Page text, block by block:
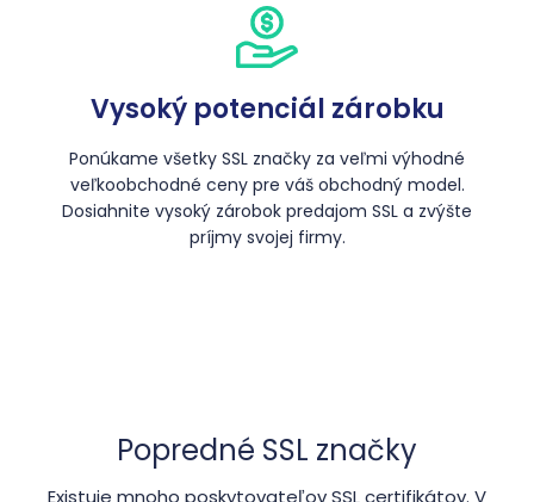
Vysoký potenciál zárobku
Ponúkame všetky SSL značky za veľmi výhodné
veľkoobchodné ceny pre váš obchodný model.
Dosiahnite vysoký zárobok predajom SSL a zvýšte
príjmy svojej firmy.
Popredné SSL značky
Existuje mnoho poskytovateľov SSL certifikátov. V